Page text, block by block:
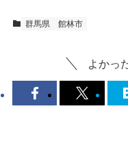
群馬県 館林市
よかっ